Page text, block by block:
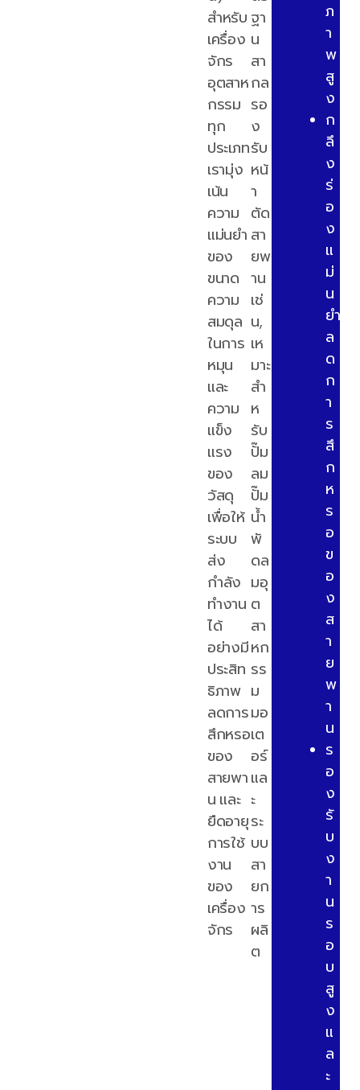
สำหรับ
เครื่อง
จักร
อุตสาห
กรรม
ทุก
ประเภท
เรามุ่ง
เน้น
ความ
แม่นยำ
ของ
ขนาด
ความ
สมดุล
ในการ
หมุน
และ
ความ
แข็ง
แรง
ของ
วัสดุ
เพื่อให้
ระบบ
ส่ง
กำลัง
ทำงาน
ได้
อย่างมี
ประสิท
ธิภาพ
ลดการ
สึกหรอ
ของ
สายพา
น และ
ยืดอายุ
การใช้
งาน
ของ
เครื่อง
จักร
ฐา
น
สา
กล
รอ
ง
รับ
หน้
า
ตัด
สา
ยพ
าน
เช่
น,
เห
มาะ
สำ
ห
รับ
ปั๊ม
ลม
ปั๊ม
น้ำ
พั
ดล
มอุ
ต
สา
หก
รร
ม
มอ
เต
อร์
แล
ะ
ระ
บบ
สา
ยก
าร
ผลิ
ต
ภ
า
พ
สู
ง
ก
ลึ
ง
ร่
อ
ง
แ
ม่
น
ยำ
ล
ด
ก
า
ร
สึ
ก
ห
ร
อ
ข
อ
ง
ส
า
ย
พ
า
น
ร
อ
ง
รั
บ
ง
า
น
ร
อ
บ
สู
ง
แ
ล
ะ